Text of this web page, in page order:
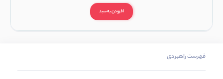
افزودن به سبد
فهرست راهبردی